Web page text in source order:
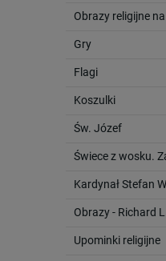
Obrazy religijne
Gry
Flagi
Koszulki
Św. Józef
Świece z wosku.
Kardynał Stefan
Obrazy - Richard
Upominki religijne